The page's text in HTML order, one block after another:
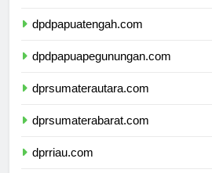
dpdpapuatengah.com
dpdpapuapegunungan.com
dprsumaterautara.com
dprsumaterabarat.com
dprriau.com